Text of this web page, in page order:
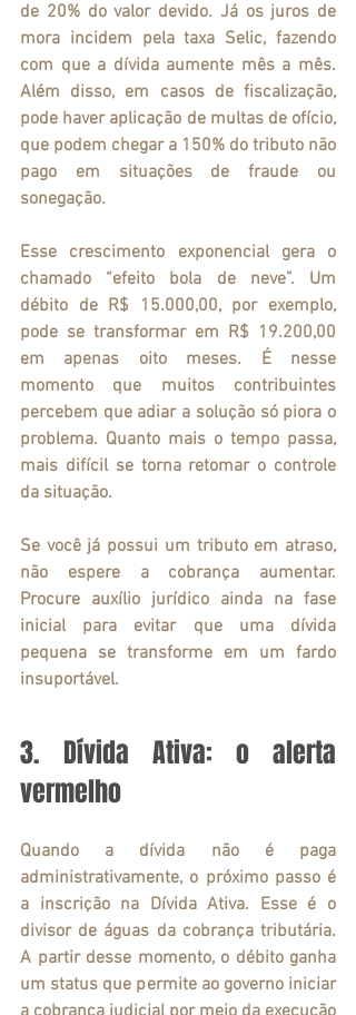
de 20% do valor devido. Já os juros de
mora incidem pela taxa Selic, fazendo
com que a dívida aumente mês a mês.
Além disso, em casos de fiscalização,
pode haver aplicação de multas de ofício,
que podem chegar a 150% do tributo não
pago em situações de fraude ou
sonegação.
Esse crescimento exponencial gera o
chamado “efeito bola de neve”. Um
débito de R$ 15.000,00, por exemplo,
pode se transformar em R$ 19.200,00
em apenas oito meses. É nesse
momento que muitos contribuintes
percebem que adiar a solução só piora o
problema. Quanto mais o tempo passa,
mais difícil se torna retomar o controle
da situação.
Se você já possui um tributo em atraso,
não espere a cobrança aumentar.
Procure auxílio jurídico ainda na fase
inicial para evitar que uma dívida
pequena se transforme em um fardo
insuportável.
3. Dívida Ativa: o alerta
vermelho
Quando a dívida não é paga
administrativamente, o próximo passo é
a inscrição na Dívida Ativa. Esse é o
divisor de águas da cobrança tributária.
A partir desse momento, o débito ganha
um status que permite ao governo iniciar